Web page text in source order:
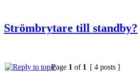
Strömbrytare till standby?
Page 1 of 1 [ 4 posts ]